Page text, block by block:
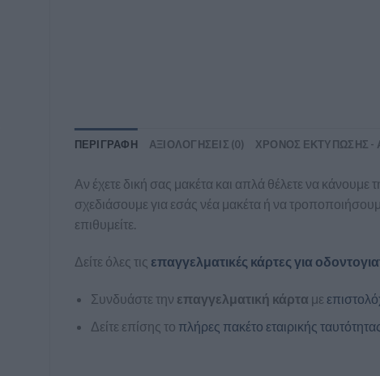
ΠΕΡΙΓΡΑΦΉ ΑΞΙΟΛΟΓΉΣΕΙΣ (0) ΧΡΟΝΟΣ ΕΚΤΥΠΩΣΗΣ -
Αν έχετε δική σας μακέτα και απλά θέλετε να κάνουμε
σχεδιάσουμε για εσάς νέα μακέτα ή να
επιθυμείτε.
Δείτε όλες τις επαγγελματικές κάρτες για
Συνδυάστε την επαγγελματική κάρτα με
Δείτε επίσης το πλήρες πακέτο εταιρικής